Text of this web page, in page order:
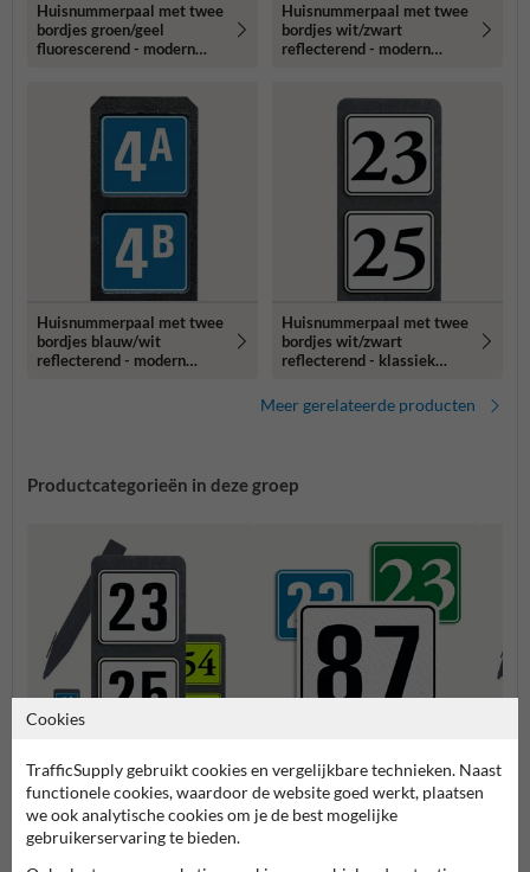
Huisnummerpaal met twee
bordjes groen/geel
fluorescerend - modern
Huisnummerpaal met twee
bordjes wit/zwart
reflecterend - modern
Huisnummerpaal met twee
bordjes blauw/wit
reflecterend - modern
Huisnummerpaal met twee
bordjes wit/zwart
reflecterend - klassiek
Meer gerelateerde producten
Productcategorieën in deze groep
Huisnummerpaal met twee
nummers
Huisnummerbordjes
Cookies
TrafficSupply gebruikt cookies en vergelijkbare technieken. Naast
functionele cookies, waardoor de website goed werkt, plaatsen
we ook analytische cookies om je de best mogelijke
gebruikerservaring te bieden.